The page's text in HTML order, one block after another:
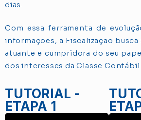
dias.
Com essa ferramenta de
informações, a Fiscalização busca
atuante e cumpridora do seu
dos interesses da Classe Contábil
TUTORIAL -
ETAPA 1